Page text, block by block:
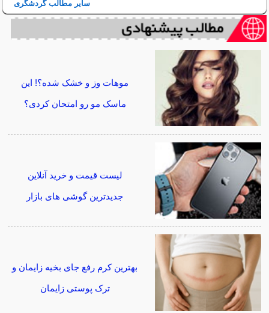
سایر مطالب گردشگری
موهات وز و خشک شده؟! این
ماسک مو رو امتحان کردی؟
لیست قیمت و خرید آنلاین
جدیدترین گوشی های بازار
بهترین کرم رفع جای بخیه زایمان و
ترک پوستی زایمان